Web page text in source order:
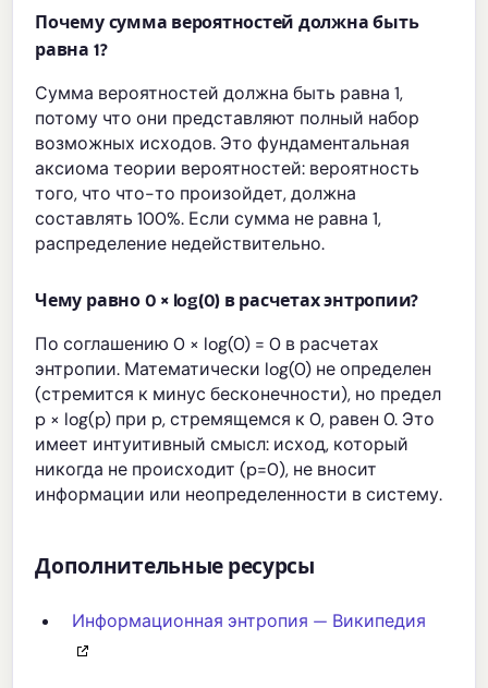
Почему сумма вероятностей должна быть
равна 1?
Сумма вероятностей должна быть равна 1,
потому что они представляют полный набор
возможных исходов. Это фундаментальная
аксиома теории вероятностей: вероятность
того, что что-то произойдет, должна
составлять 100%. Если сумма не равна 1,
распределение недействительно.
Чему равно 0 × log(0) в расчетах энтропии?
По соглашению 0 × log(0) = 0 в расчетах
энтропии. Математически log(0) не определен
(стремится к минус бесконечности), но предел
p × log(p) при p, стремящемся к 0, равен 0. Это
имеет интуитивный смысл: исход, который
никогда не происходит (p=0), не вносит
информации или неопределенности в систему.
Дополнительные ресурсы
Информационная энтропия — Википедия